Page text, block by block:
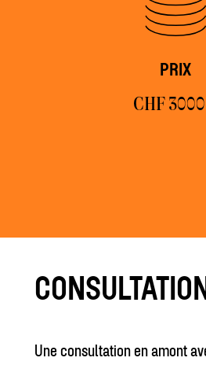
PRIX
CHF
Une consultation en amont